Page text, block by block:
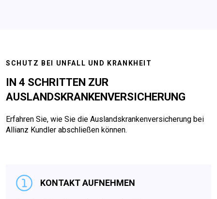
SCHUTZ BEI UNFALL UND KRANKHEIT
IN 4 SCHRITTEN ZUR
AUSLANDSKRANKENVERSICHERUNG
Erfahren Sie, wie Sie die Auslandskrankenversicherung bei
Allianz Kundler abschließen können.
KONTAKT AUFNEHMEN